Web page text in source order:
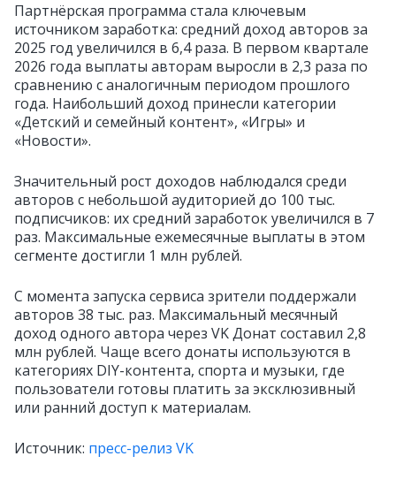
Партнёрская программа стала ключевым
источником заработка: средний доход авторов за
2025 год увеличился в 6,4 раза. В первом квартале
2026 года выплаты авторам выросли в 2,3 раза по
сравнению с аналогичным периодом прошлого
года. Наибольший доход принесли категории
«Детский и семейный контент», «Игры» и
«Новости».
Значительный рост доходов наблюдался среди
авторов с небольшой аудиторией до 100 тыс.
подписчиков: их средний заработок увеличился в 7
раз. Максимальные ежемесячные выплаты в этом
сегменте достигли 1 млн рублей.
С момента запуска сервиса зрители поддержали
авторов 38 тыс. раз. Максимальный месячный
доход одного автора через VK Донат составил 2,8
млн рублей. Чаще всего донаты используются в
категориях DIY-контента, спорта и музыки, где
пользователи готовы платить за эксклюзивный
или ранний доступ к материалам.
Источник: пресс-релиз VK